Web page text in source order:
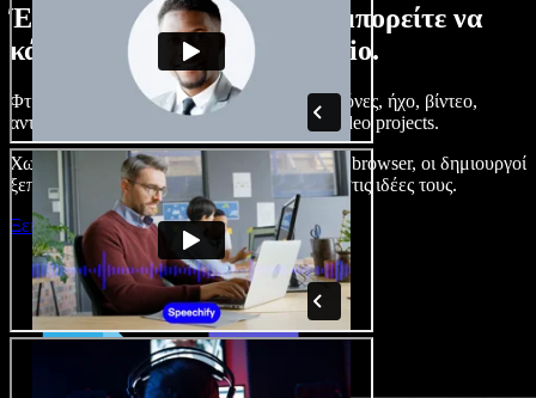
Ένα μικρό δείγμα από όσα μπορείτε να
κάνετε με το Speechify Studio.
Φτιάξτε voice overs, προσθέστε δωρεάν εικόνες, ήχο, βίντεο,
αντιγραφή φωνής – ολοκληρωμένα audio/video projects.
Χωρίς καμπύλη εκμάθησης και με όλα στον browser, οι δημιουργοί
ξεπερνούν τα κλασικά όρια και δίνουν ζωή στις ιδέες τους.
Ξεκινήστε με το Studio